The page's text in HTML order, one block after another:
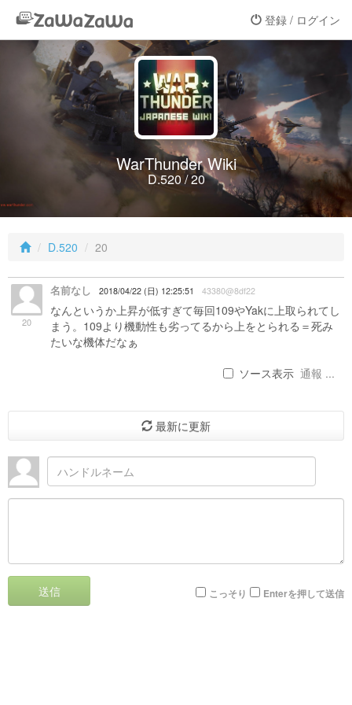
登録 / ログイン
WarThunder Wiki
D.520 / 20
D.520 20
20
名前なし 2018/04/22 (日) 12:25:51 43380@8df22
なんというか上昇が低すぎて毎回109やYakに上取られてし
まう。109より機動性も劣ってるから上をとられる＝死み
たいな機体だなぁ
ソース表示 通報 ...
最新に更新
送信 こっそり Enterを押して送信